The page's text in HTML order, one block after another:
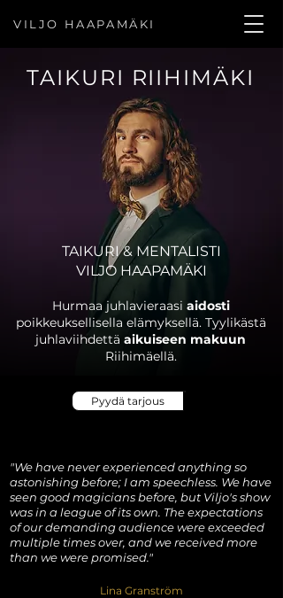
VILJO HAAPAMÄKI
TAIKURI RIIHIMÄKI
TAIKURI & MENTALISTI
VILJO HAAPAMÄKI
Hurmaa juhlavieraasi aidosti
poikkeuksellisella elämyksellä. Tyylikästä
juhlaviihdettä aikuiseen makuun
Riihimäellä.
Pyydä tarjous
"We have never experienced anything so
astonishing before; I am speechless. We have
seen good magicians before, but Viljo's show
was in a league of its own. The expectations
of our demanding audience were exceeded
multiple times over, and we received more
than we were promised."
Lina Granström